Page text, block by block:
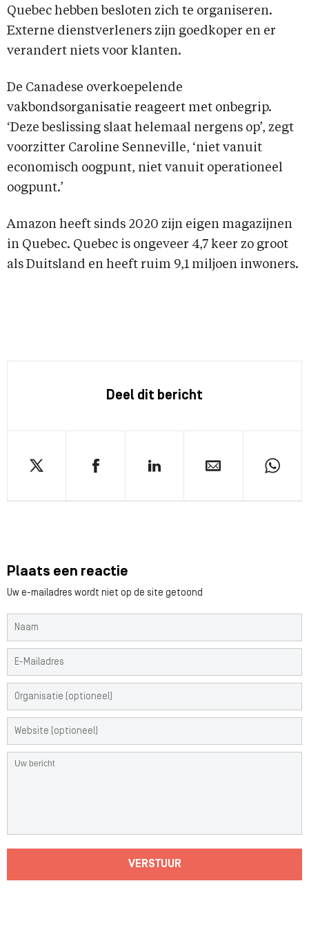
Quebec hebben besloten zich te organiseren.
Externe dienstverleners zijn goedkoper en er
verandert niets voor klanten.
De Canadese overkoepelende
vakbondsorganisatie reageert met onbegrip.
‘Deze beslissing slaat helemaal nergens op’, zegt
voorzitter Caroline Senneville, ‘niet vanuit
economisch oogpunt, niet vanuit operationeel
oogpunt.’
Amazon heeft sinds 2020 zijn eigen magazijnen
in Quebec. Quebec is ongeveer 4,7 keer zo groot
als Duitsland en heeft ruim 9,1 miljoen inwoners.
Deel dit bericht
Plaats een reactie
Uw e-mailadres wordt niet op de site getoond
VERSTUUR